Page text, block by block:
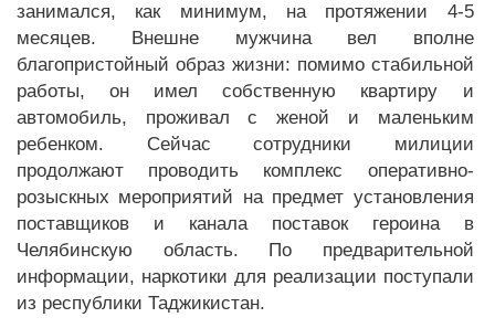
занимался, как минимум, на протяжении 4-5
месяцев. Внешне мужчина вел вполне
благопристойный образ жизни: помимо стабильной
работы, он имел собственную квартиру и
автомобиль, проживал с женой и маленьким
ребенком. Сейчас сотрудники милиции
продолжают проводить комплекс оперативно-
розыскных мероприятий на предмет установления
поставщиков и канала поставок героина в
Челябинскую область. По предварительной
информации, наркотики для реализации поступали
из республики Таджикистан.